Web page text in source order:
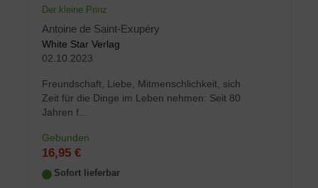
Der kleine Prinz
Antoine de Saint-Exupéry
White Star Verlag
02.10.2023
Freundschaft, Liebe, Mitmenschlichkeit, sich
Zeit für die Dinge im Leben nehmen: Seit 80
Jahren f...
Gebunden
16,95 €
Sofort lieferbar